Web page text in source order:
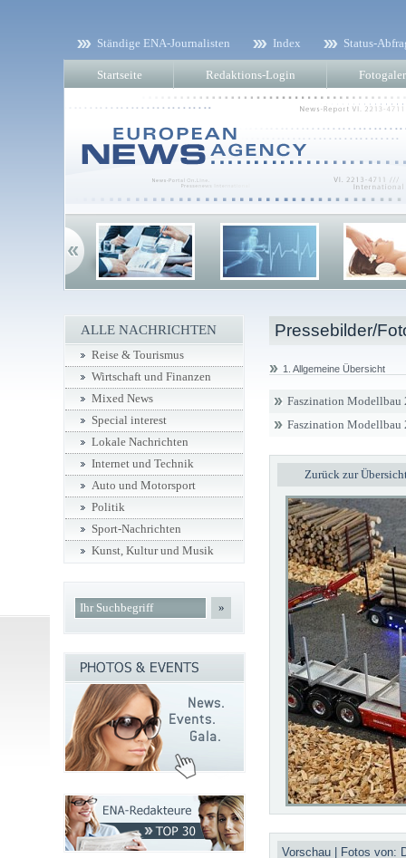
Ständige ENA-Journalisten Index Status-
Startseite Redaktions-Login
Pressebilder/
1. Allgemeine Übersicht
Faszination Modellbau
Faszination Modellbau
Zurück zur
Vorschau | Fotos von:
ALLE NACHRICHTEN
Reise & Tourismus
Wirtschaft und Finanzen
Mixed News
Special interest
Lokale Nachrichten
Internet und Technik
Auto und Motorsport
Politik
Sport-Nachrichten
Kunst, Kultur und Musik
»